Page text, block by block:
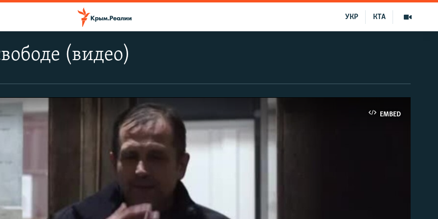
КТА
УКР
(видео)
EMBED